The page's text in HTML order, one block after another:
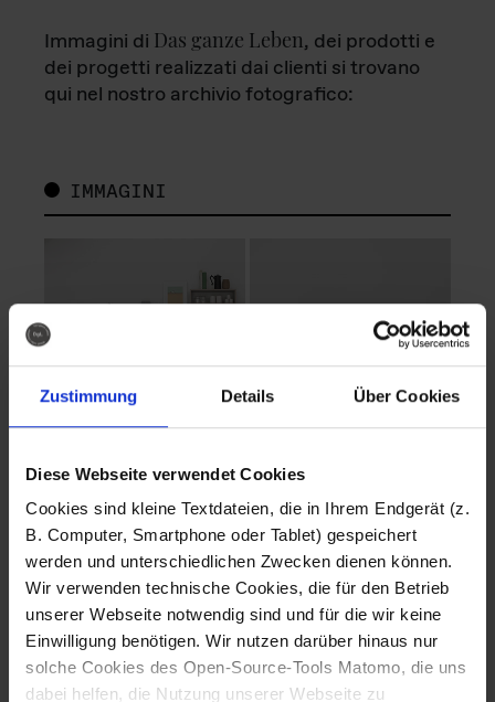
Zustimmung Details Über Cookies
Diese Webseite verwendet Cookies
Cookies sind kleine Textdateien, die in Ihrem Endgerät (z.
B. Computer, Smartphone oder Tablet) gespeichert
werden und unterschiedlichen Zwecken dienen können.
Wir verwenden technische Cookies, die für den Betrieb
unserer Webseite notwendig sind und für die wir keine
Einwilligung benötigen. Wir nutzen darüber hinaus nur
solche Cookies des Open-Source-Tools Matomo, die uns
dabei helfen, die Nutzung unserer Webseite zu
Immagini di Das ganze Leben, dei prodotti e
dei progetti realizzati dai clienti si trovano
qui nel nostro archivio fotografico:
IMMAGINI
Fotografo: Lorenz
Sternbach
Download
Fotografo: Lorenz
Sternbach
Download